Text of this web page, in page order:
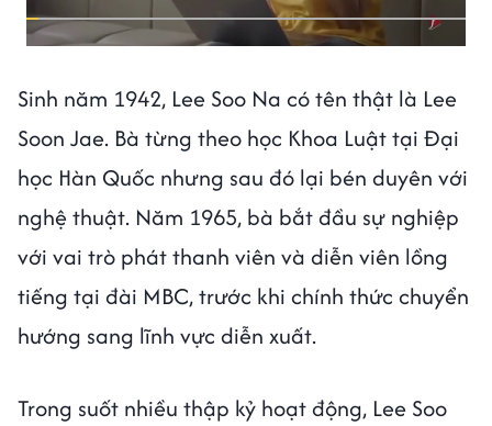
Sinh năm 1942, Lee Soo Na có tên thật là Lee
Soon Jae. Bà từng theo học Khoa Luật tại Đại
học Hàn Quốc nhưng sau đó lại bén duyên với
nghệ thuật. Năm 1965, bà bắt đầu sự nghiệp
với vai trò phát thanh viên và diễn viên lồng
tiếng tại đài MBC, trước khi chính thức chuyển
hướng sang lĩnh vực diễn xuất.
Trong suốt nhiều thập kỷ hoạt động, Lee Soo